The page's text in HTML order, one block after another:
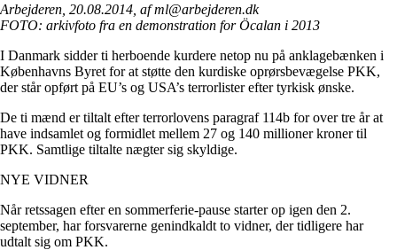
Arbejderen, 20.08.2014, af ml@arbejderen.dk
FOTO: arkivfoto fra en demonstration for Öcalan i 2013
I Danmark sidder ti herboende kurdere netop nu på anklagebænken i
Københavns Byret for at støtte den kurdiske oprørsbevægelse PKK,
der står opført på EU’s og USA’s terrorlister efter tyrkisk ønske.
De ti mænd er tiltalt efter terrorlovens paragraf 114b for over tre år at
have indsamlet og formidlet mellem 27 og 140 millioner kroner til
PKK. Samtlige tiltalte nægter sig skyldige.
NYE VIDNER
Når retssagen efter en sommerferie-pause starter op igen den 2.
september, har forsvarerne genindkaldt to vidner, der tidligere har
udtalt sig om PKK.